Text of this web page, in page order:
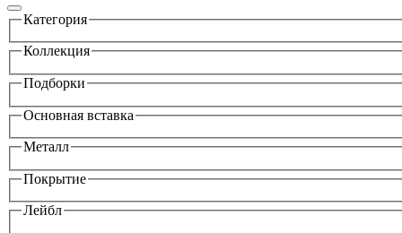
Категория
Коллекция
Подборки
Основная вставка
Металл
Покрытие
Лейбл